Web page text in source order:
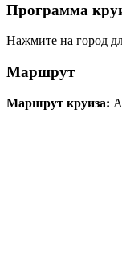
Программа
Нажмите на город
Маршрут
Маршрут круиза: